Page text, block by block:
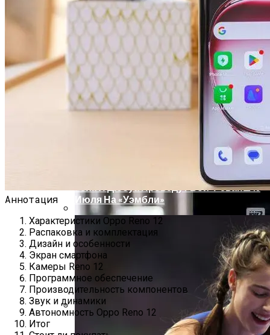
Два Прораба — Информационный
Строительный Портал
Проекты Домов Для Узких Длинных
Участков
Проект Дома С Верандой И Террасой +
Обновлённый Apple Mac Pro — Обзор
Рабочей Станции C Потрясающей
Усик И Дюбуа Проведут Бой-Реванш 19
Июля На «Уэмбли»
Аннотация
Характеристики Oppo Reno 12
Распаковка и комплектация
Дизайн и особенности
Экран смартфона
Камеры Reno 12
Программное обеспечение
Производительность компонентов
Звук и динамики
Автономность Oppo Reno 12
Итог